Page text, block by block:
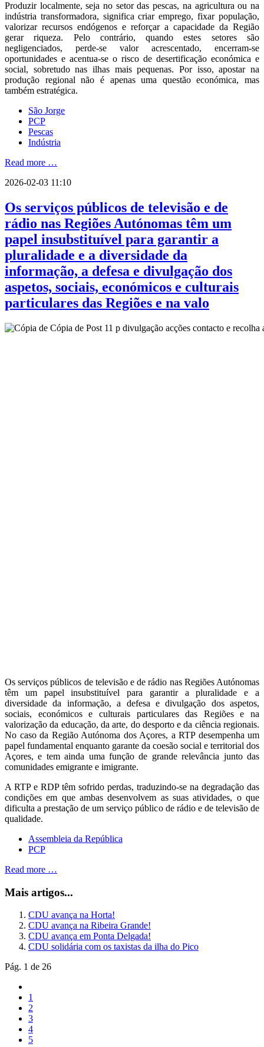
Produzir localmente, seja no setor das pescas, na agricultura ou na
indústria transformadora, significa criar emprego, fixar população,
valorizar recursos endógenos e reforçar a capacidade da Região
gerar riqueza. Pelo contrário, quando estes setores são
negligenciados, perde-se valor acrescentado, encerram-se
oportunidades e acentua-se o risco de desertificação económica e
social, sobretudo nas ilhas mais pequenas. Por isso, apostar na
produção regional não é apenas uma questão económica, mas
também estratégica.
São Jorge
PCP
Pescas
Indústria
Read more …
2026-02-03 11:10
Os serviços públicos de televisão e de
rádio nas Regiões Autónomas têm um
papel insubstituível para garantir a
pluralidade e a diversidade da
informação, a defesa e divulgação dos
aspetos, sociais, económicos e culturais
particulares das Regiões e na valo
Os serviços públicos de televisão e de rádio nas Regiões Autónomas
têm um papel insubstituível para garantir a pluralidade e a
diversidade da informação, a defesa e divulgação dos aspetos,
sociais, económicos e culturais particulares das Regiões e na
valorização da educação, da arte, do desporto e da ciência regionais.
No caso da Região Autónoma dos Açores, a RTP desempenha um
papel fundamental enquanto garante da coesão social e territorial dos
Açores, e tem ainda uma função de grande relevância junto das
comunidades emigrante e imigrante.
A RTP e RDP têm sofrido perdas, traduzindo-se na degradação das
condições em que ambas desenvolvem as suas atividades, o que
dificulta a prestação de um serviço público de rádio e de televisão de
qualidade.
Assembleia da República
PCP
Read more …
Mais artigos...
CDU avança na Horta!
CDU avança na Ribeira Grande!
CDU avança em Ponta Delgada!
CDU solidária com os taxistas da ilha do Pico
Pág. 1 de 26
1
2
3
4
5